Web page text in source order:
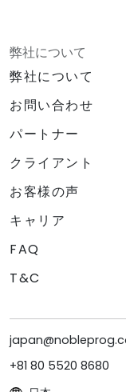
弊社について
弊社について
お問い合わせ
パートナー
クライアント
お客様の声
キャリア
FAQ
T&C
+81 80 5520 8680